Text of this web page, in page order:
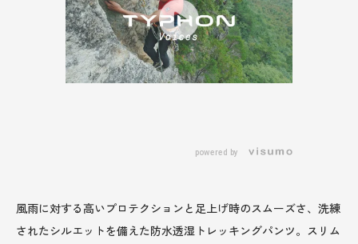
powered by
風雨に対する高いプロテクションと足上げ時のスムーズさ、洗練
されたシルエットを備えた防水透湿トレッキングパンツ。スリム